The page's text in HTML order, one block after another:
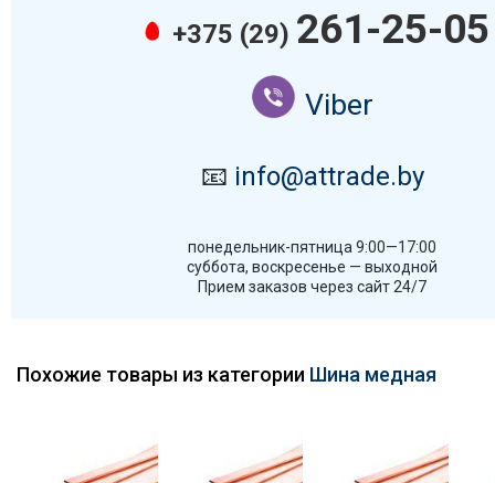
+375 (29) 261-25-05
Viber
📧 info@attrade.by
понедельник-пятница 9:00—17:00
суббота, воскресенье — выходной
Прием заказов через сайт 24/7
Похожие товары из категории Шина медная